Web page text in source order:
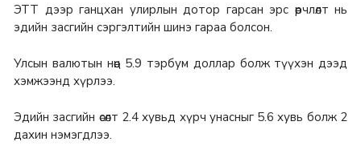
ЭТТ дээр ганцхан улирлын дотор гарсан эрс өөрчлөлт нь
эдийн засгийн сэргэлтийн шинэ гараа болсон.
Улсын валютын нөөц 5.9 тэрбум доллар болж түүхэн дээд
хэмжээнд хүрлээ.
Эдийн засгийн өсөлт 2.4 хувьд хүрч унасныг 5.6 хувь болж 2
дахин нэмэгдлээ.